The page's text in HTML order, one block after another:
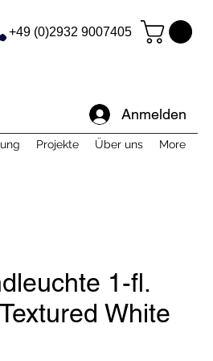
+49 (0)2932 9007405
Anmelden
Projekte Über uns More
1-fl.
White